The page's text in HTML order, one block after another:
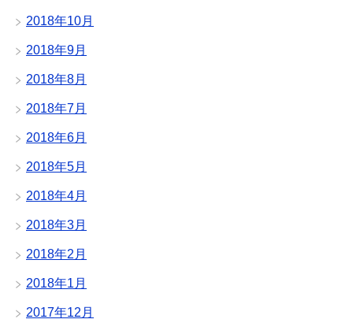
2018年10月
2018年9月
2018年8月
2018年7月
2018年6月
2018年5月
2018年4月
2018年3月
2018年2月
2018年1月
2017年12月